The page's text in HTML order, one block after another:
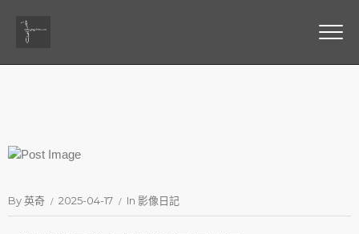
By英奇 2025-04-17 In 影像日記